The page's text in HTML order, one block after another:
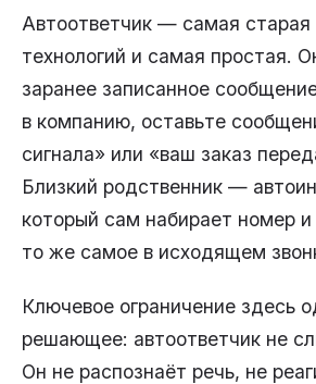
Автоответчик — самая старая
технологий и самая простая.
заранее записанное
в компанию, оставьте
сигнала» или «ваш заказ
Близкий родственник —
который сам набирает номер и
то же самое в исходящем
Ключевое ограничение здесь
решающее: автоответчик не
Он не распознаёт речь, не